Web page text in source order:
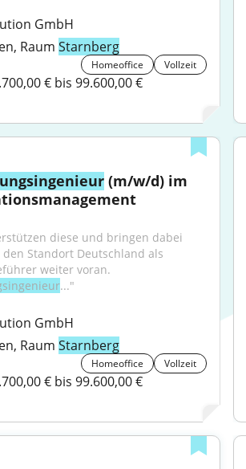
GmbH
RaumStarnberg
Homeoffice Vollzeit
€ bis 99.600,00 €
(m/w/d) im
diese und bringen dabei
Standort Deutschland als
..."
GmbH
RaumStarnberg
Homeoffice Vollzeit
€ bis 99.600,00 €